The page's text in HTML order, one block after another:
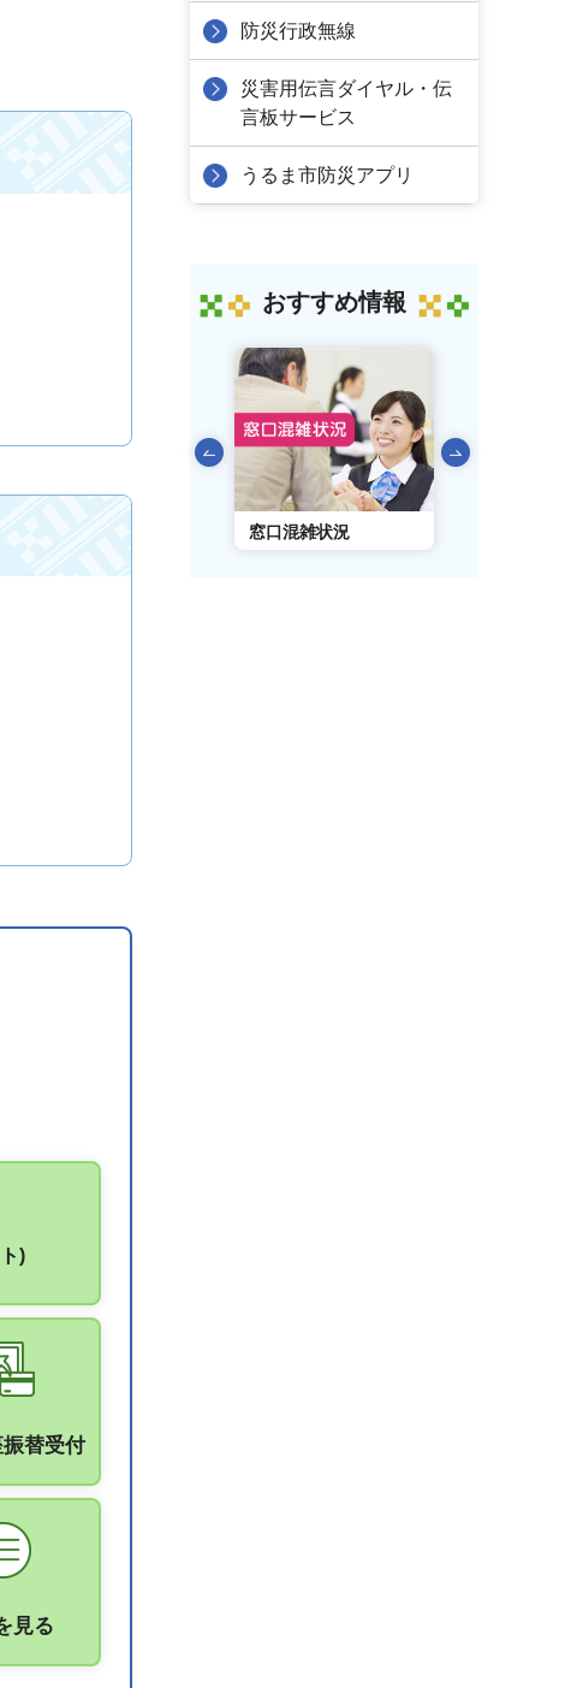
)
替受付
見る
防災行政無線
災害用伝言ダイヤル・伝
言板サービス
うるま市防災アプリ
おすすめ情報
前のスライドを表示
窓口混雑状況